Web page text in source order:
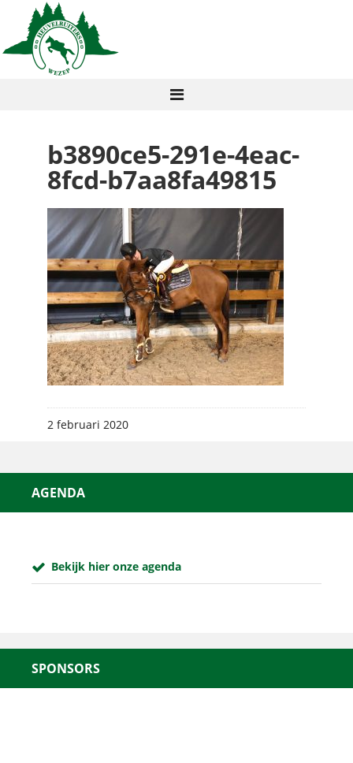
b3890ce5-291e-4eac-
8fcd-b7aa8fa49815
2 februari 2020
AGENDA
Bekijk hier onze agenda
SPONSORS